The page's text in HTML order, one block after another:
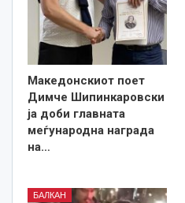
Македонскиот поет
Димче Шипинкаровски
ја доби главната
меѓународна награда
на…
БАЛКАН